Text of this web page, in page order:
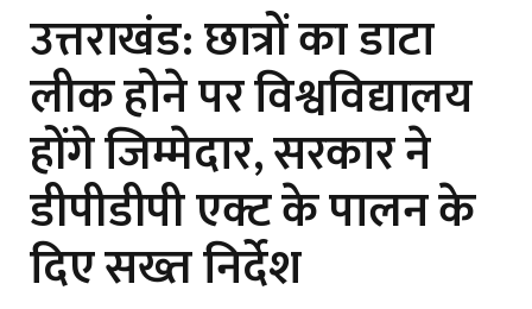
उत्तराखंड: छात्रों का डाटा
लीक होने पर विश्वविद्यालय
होंगे जिम्मेदार, सरकार ने
डीपीडीपी एक्ट के पालन के
दिए सख्त निर्देश